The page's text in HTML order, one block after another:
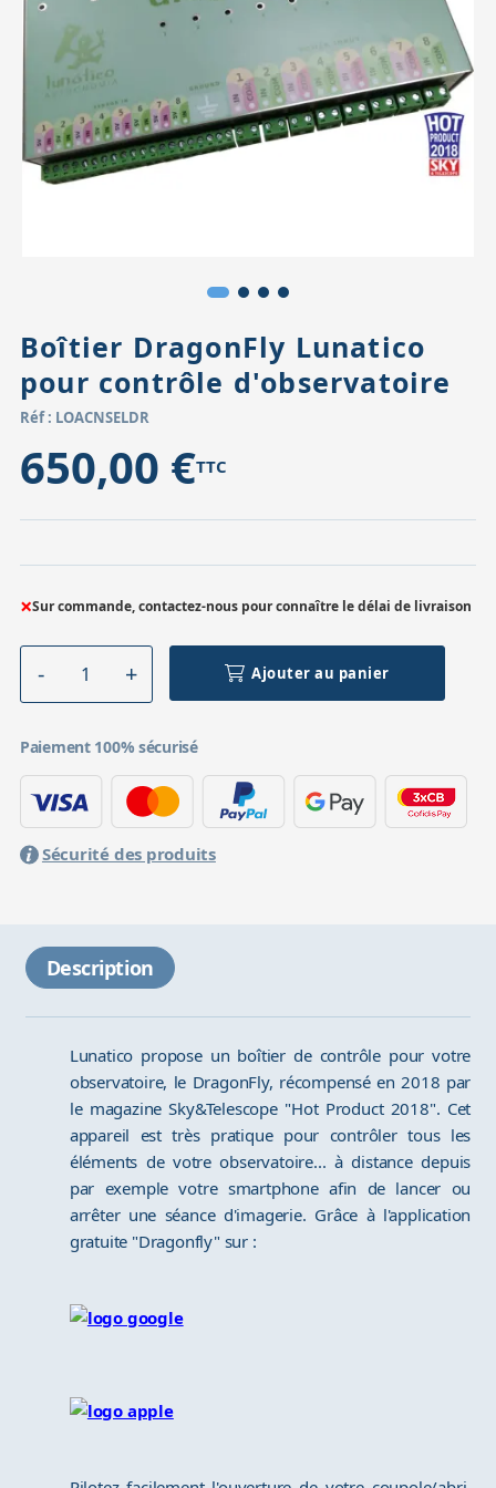
Accessoires pour montures
Têtes
Pièces détachées
Boîtier DragonFly Lunatico
pour contrôle d'observatoire
Réf : LOACNSELDR
650,00 €TTC
×Sur commande, contactez-nous pour connaître le délai de livraison
Ajouter au panier
Paiement 100% sécurisé
Sécurité des produits
Description
Lunatico propose un boîtier de contrôle pour votre
observatoire, le DragonFly, récompensé en 2018 par
le magazine Sky&Telescope "Hot Product 2018". Cet
appareil est très pratique pour contrôler tous les
éléments de votre observatoire... à distance depuis
par exemple votre smartphone afin de lancer ou
arrêter une séance d'imagerie. Grâce à l'application
gratuite "Dragonfly" sur :